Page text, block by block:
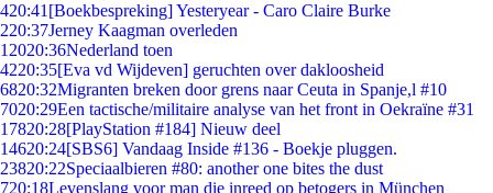
420:41 [Boekbespreking] Yesteryear - Caro Claire Burke
220:37Jerney Kaagman overleden
12020:36Nederland toen
4220:35[Eva vd Wijdeven] geruchten over dakloosheid
6820:32Migranten breken door grens naar Ceuta in Spanje,l #10
7020:29Een tactische/militaire analyse van het front in Oekraïne #31
17820:28[PlayStation #184] Nieuw deel
14620:24[SBS6] Vandaag Inside #136 - Boekje pluggen.
23820:22Speciaalbieren #80: another one bites the dust
720:18Levenslang voor man die inreed op betogers in München